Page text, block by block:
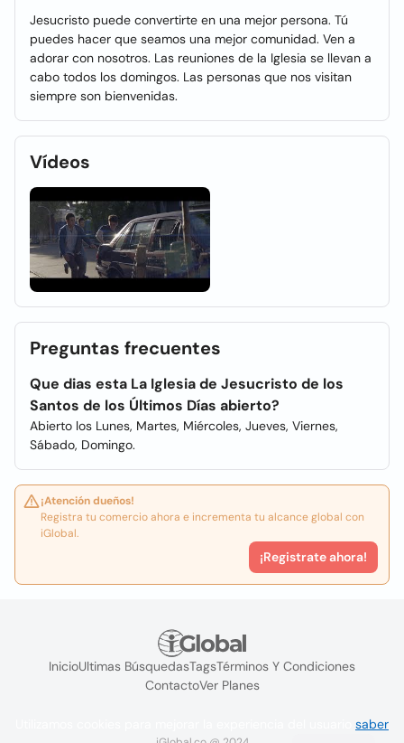
Jesucristo puede convertirte en una mejor persona. Tú
puedes hacer que seamos una mejor comunidad. Ven a
adorar con nosotros. Las reuniones de la Iglesia se llevan a
cabo todos los domingos. Las personas que nos visitan
siempre son bienvenidas.
Vídeos
Preguntas frecuentes
Que dias esta La Iglesia de Jesucristo de los
Santos de los Últimos Días abierto?
Abierto los Lunes, Martes, Miércoles, Jueves, Viernes,
Sábado, Domingo.
¡Atención dueños!
Registra tu comercio ahora e incrementa tu alcance global con
iGlobal.
¡Registrate ahora!
InicioUltimas BúsquedasTagsTérminos Y Condiciones
ContactoVer Planes
saber